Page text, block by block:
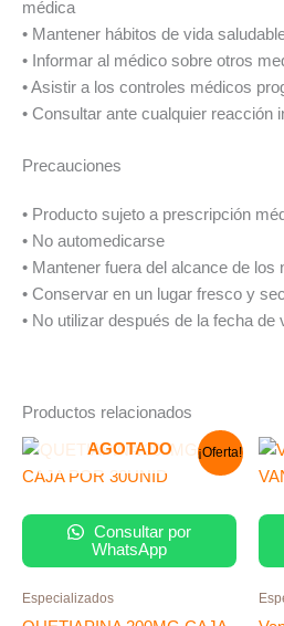
médica
• Mantener hábitos de vida
• Informar al médico sobre otros
• Asistir a los controles médicos
• Consultar ante cualquier reacción
Precauciones
• Producto sujeto a prescripción
• No automedicarse
• Mantener fuera del alcance de los
• Conservar en un lugar fresco y
• No utilizar después de la fecha de
Productos relacionados
¡Oferta!
AGOTADO
Consultar por
WhatsApp
Especializados
El
original
El
actual